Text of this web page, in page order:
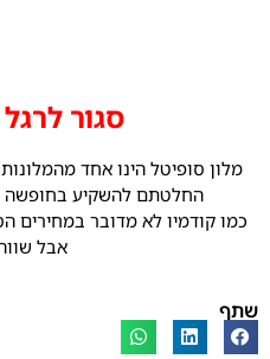
סגור
מלון סופיטל הינו אחד
החלטתם להשקיע בחופשה
כמו קודמיו לא מדובר במחירים
אבל
שתף